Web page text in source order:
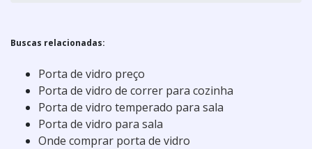
Buscas relacionadas:
Porta de vidro preço
Porta de vidro de correr para cozinha
Porta de vidro temperado para sala
Porta de vidro para sala
Onde comprar porta de vidro